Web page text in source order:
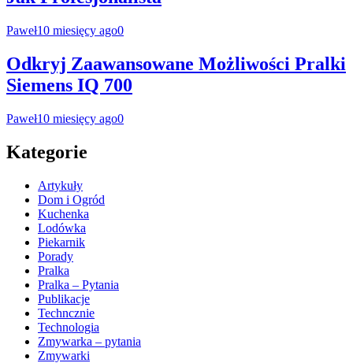
Paweł10 miesięcy ago0
Odkryj Zaawansowane Możliwości Pralki
Siemens IQ 700
Paweł10 miesięcy ago0
Kategorie
Artykuły
Dom i Ogród
Kuchenka
Lodówka
Piekarnik
Porady
Pralka
Pralka – Pytania
Publikacje
Techncznie
Technologia
Zmywarka – pytania
Zmywarki